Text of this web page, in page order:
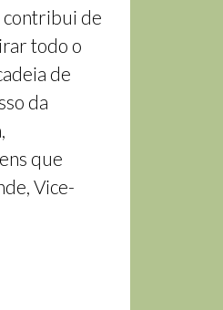
contribui de
todo o
de
da
que
Vice-